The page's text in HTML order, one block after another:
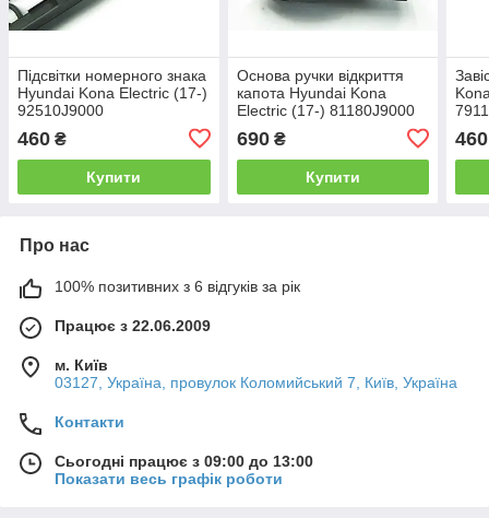
Підсвітки номерного знака
Hyundai Kona Electric (17-)
92510J9000
460 ₴
Купити
Основа ручки відкриття
капота Hyundai Kona
Electric (17-) 81180J9000
690₴
Купити
460
Про нас
100% позитивних з 6 відгуків за рік
Працює з 22.06.2009
м. Київ
03127, Україна, провулок Коломийський 7, Київ, Україна
Контакти
Сьогодні працює з 09:00 до 13:00
Показати весь графік роботи